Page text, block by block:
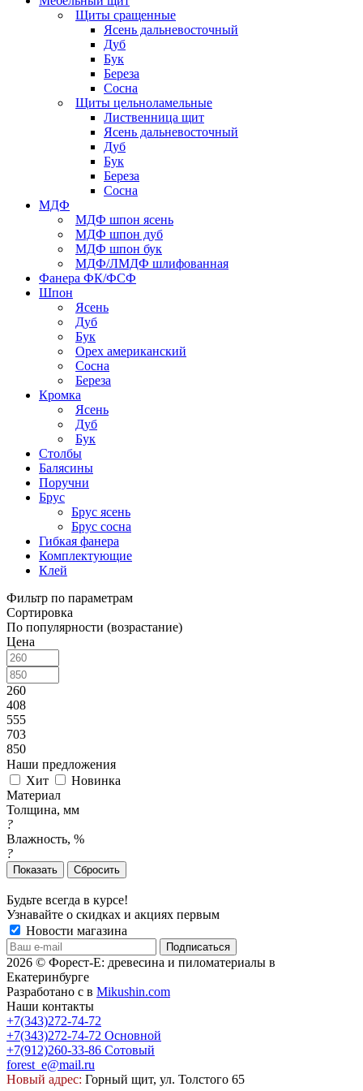
Щиты сращенные
Ясень дальневосточный
Дуб
Бук
Береза
Сосна
Щиты цельноламельные
Лиственница щит
Ясень дальневосточный
Дуб
Бук
Береза
Сосна
МДФ
МДФ шпон ясень
МДФ шпон дуб
МДФ шпон бук
МДФ/ЛМДФ шлифованная
Фанера ФК/ФСФ
Шпон
Ясень
Дуб
Бук
Орех американский
Сосна
Береза
Кромка
Ясень
Дуб
Бук
Столбы
Балясины
Поручни
Брус
Брус ясень
Брус сосна
Гибкая фанера
Комплектующие
Клей
Фильтр по параметрам
Сортировка
По популярности (возрастание)
Цена
260
408
555
703
850
Наши предложения
Хит
Новинка
Материал
Толщина, мм
?
Влажность, %
?
Сбросить
Будьте всегда в курсе!
Узнавайте о скидках и акциях первым
Новости магазина
2026 © Форест-Е: древесина и пиломатериалы в
Екатеринбурге
Разработано с в Mikushin.com
Наши контакты
+7(343)272-74-72
+7(343)272-74-72 Основной
+7(912)260-33-86 Сотовый
forest_e@mail.ru
Новый адрес: Горный щит, ул. Толстого 65